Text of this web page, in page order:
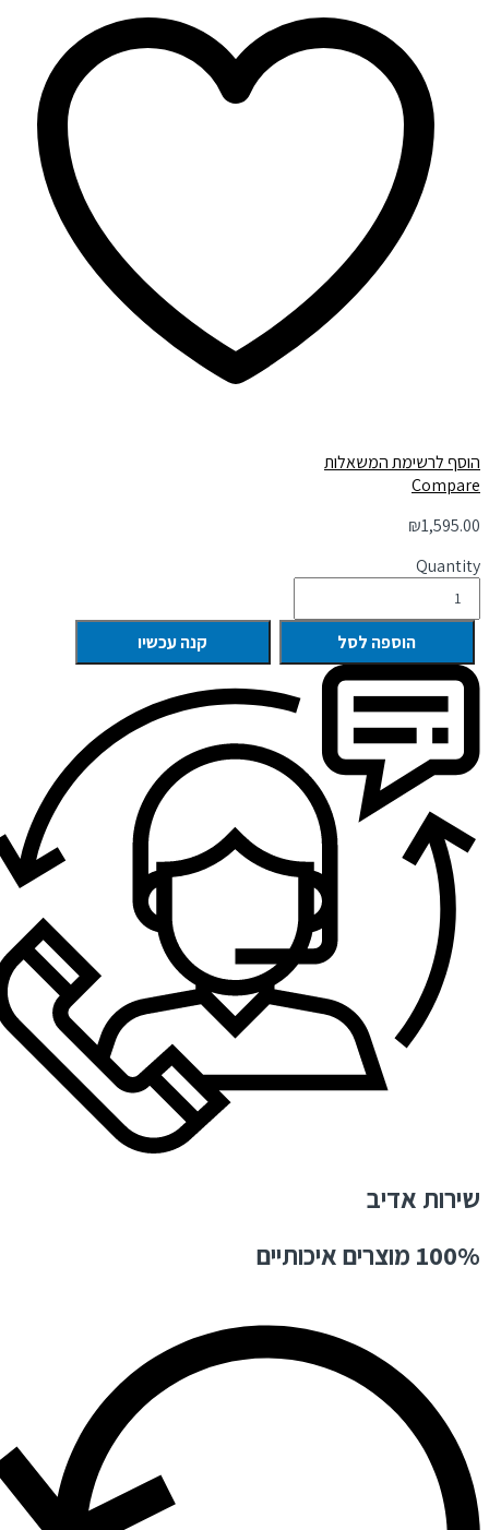
הוסף לרשימת המשאלות
Compare
₪1,595.00
Quantity
הוספה לסל קנה עכשיו
שירות אדיב
100% מוצרים איכותיים